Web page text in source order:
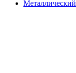
Металлический